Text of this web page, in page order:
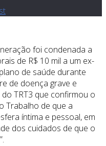
foi condenada a
de R$ 10 mil a um ex-
de saúde durante
de doença grave e
TRT3 que confirmou o
Trabalho de que a
íntima e pessoal, em
dos cuidados de que o